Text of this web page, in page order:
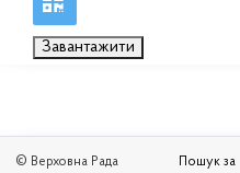
Завантажити
© Верховна Рада
Пошук за